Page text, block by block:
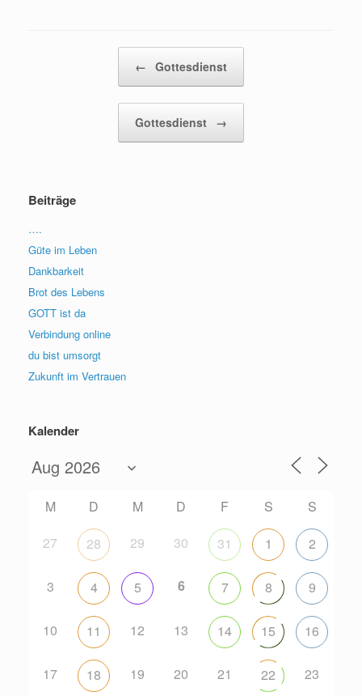
← Gottesdienst
Gottesdienst →
Beiträge
….
Güte im Leben
Dankbarkeit
Brot des Lebens
GOTT ist da
Verbindung online
du bist umsorgt
Zukunft im Vertrauen
Kalender
M D M D F S
S
27
28 29 30 31 1 2
3 4 5 6 7 8 9
10 11 12 13 14 15 16
17 18 19 20 21 22 23